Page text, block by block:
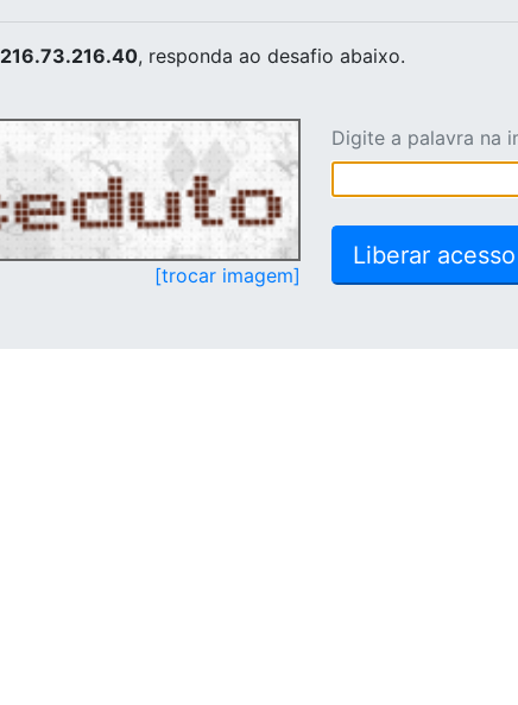
216.73.216.40, responda ao desafio abaixo.
[trocar imagem]
Digite a palavra na